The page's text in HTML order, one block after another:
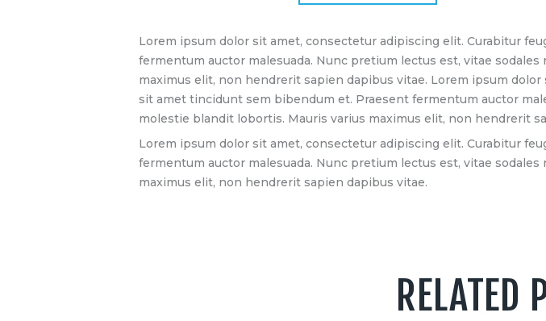
Lorem ipsum dolor sit amet, consectetur adipiscing elit. Curabitur
fermentum auctor malesuada. Nunc pretium lectus est, vitae
maximus elit, non hendrerit sapien dapibus vitae. Lorem ipsum
sit amet tincidunt sem bibendum et. Praesent fermentum auctor
molestie blandit lobortis. Mauris varius maximus elit, non hendrerit
Lorem ipsum dolor sit amet, consectetur adipiscing elit. Curabitur
fermentum auctor malesuada. Nunc pretium lectus est, vitae
maximus elit, non hendrerit sapien dapibus vitae.
RELATED